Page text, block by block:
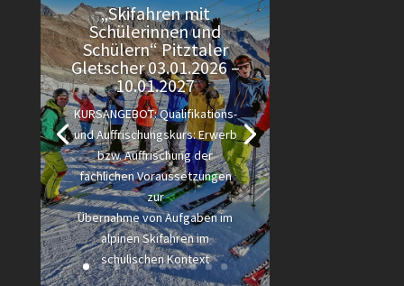
„Skifahren mit
Schülerinnen und
Schülern“ Pitztaler
Gletscher 03.01.2026 –
10.01.2027
KURSANGEBOT: Qualifikations-
und Auffrischungskurs: Erwerb
bzw. Auffrischung der
fachlichen Voraussetzungen
zur
Übernahme von Aufgaben im
alpinen Skifahren im
schulischen Kontext